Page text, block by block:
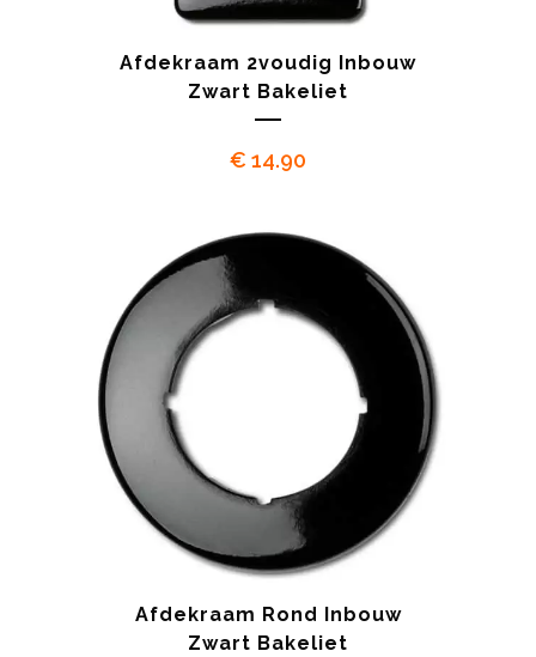
Afdekraam 2voudig Inbouw
Zwart Bakeliet
€ 14.90
Afdekraam Rond Inbouw
Zwart Bakeliet